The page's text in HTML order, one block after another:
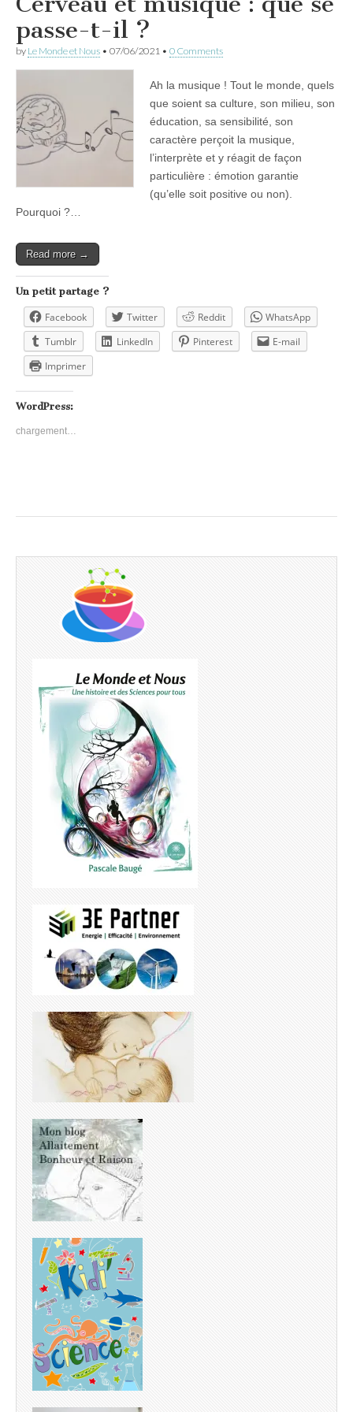
passe-t-il ?
by Le Monde et Nous • 07/06/2021 • 0 Comments
Ah la musique ! Tout le monde, quels
que soient sa culture, son milieu, son
éducation, sa sensibilité, son
caractère perçoit la musique,
l’interprète et y réagit de façon
particulière : émotion garantie
(qu’elle soit positive ou non).
Pourquoi ?…
Read more →
Un petit partage ?
Facebook Twitter Reddit
WhatsApp
Tumblr
LinkedIn Pinterest
E-mail
Imprimer
WordPress:
chargement…